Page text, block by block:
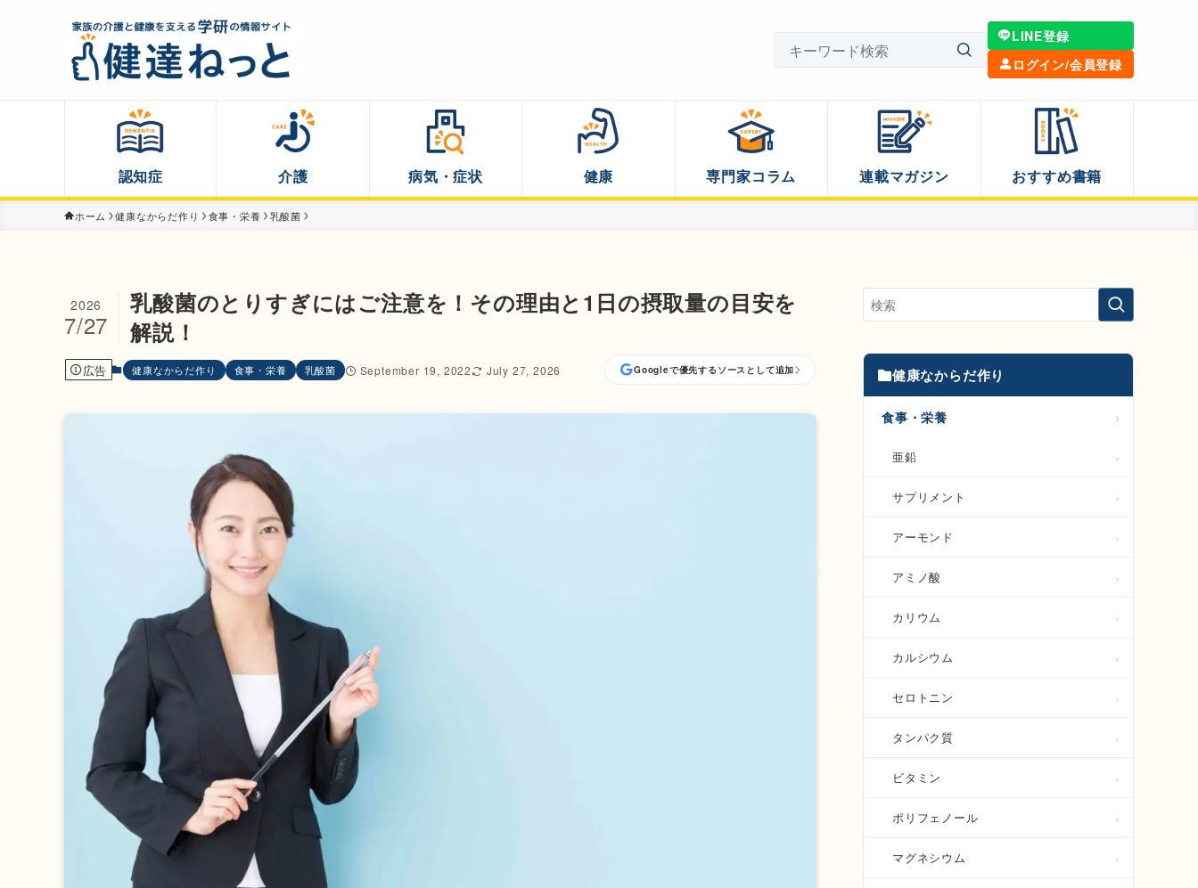
LINE登録
ログイン/会員登録
認知症 介護 病気・症状 健康 専門家コラム 連載マガジン おすすめ書籍
ホーム 健康なからだ作り 食事・栄養 乳酸菌
乳酸菌のとりすぎにはご注意を！その理由と1日の摂取量の目安を
解説！
2026
7/27
広告 健康なからだ作り 食事・栄養 乳酸菌 September 19, 2022 July 27, 2026 Googleで優先するソースとして追加 健康なからだ作り
食事・栄養
亜鉛
サプリメント
アーモンド
アミノ酸
カリウム
カルシウム
セロトニン
タンパク質
ビタミン
ポリフェノール
マグネシウム